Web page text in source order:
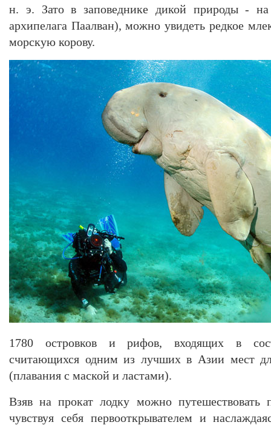
н. э. Зато в заповеднике дикой природы -
архипелага Паалван), можно увидеть редкое
морскую корову.
1780 островков и рифов, входящих в
считающихся одним из лучших в Азии мест
(плавания с маской и ластами).
Взяв на прокат лодку можно путешествовать
чувствуя себя первооткрывателем и